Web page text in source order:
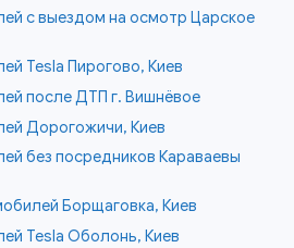
с выездом на осмотр Царское
Tesla Пирогово, Киев
после ДТП г. Вишнёвое
Дорогожичи, Киев
без посредников Караваевы
Борщаговка, Киев
Tesla Оболонь, Киев